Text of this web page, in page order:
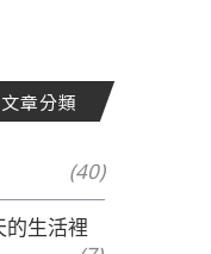
章分類
(40)
生活裡